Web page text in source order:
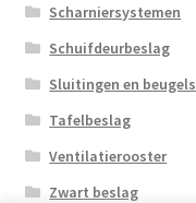
Scharniersystemen
Schuifdeurbeslag
Sluitingen en beugels
Tafelbeslag
Ventilatierooster
Zwart beslag